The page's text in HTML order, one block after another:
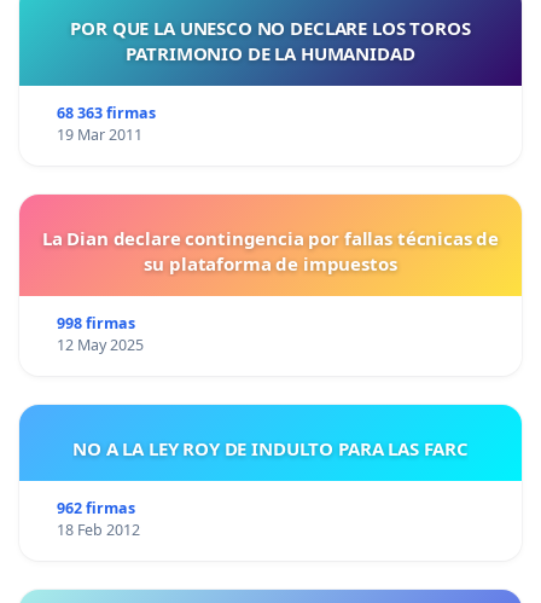
POR QUE LA UNESCO NO DECLARE LOS TOROS
PATRIMONIO DE LA HUMANIDAD
68 363 firmas
19 Mar 2011
La Dian declare contingencia por fallas técnicas de
su plataforma de impuestos
998 firmas
12 May 2025
NO A LA LEY ROY DE INDULTO PARA LAS FARC
962 firmas
18 Feb 2012